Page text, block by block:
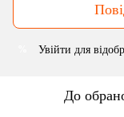
Увійти для
До